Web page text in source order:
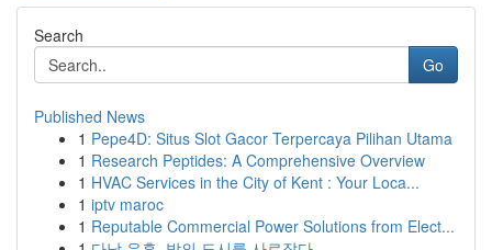
Search
Go
Published News
1 Pepe4D: Situs Slot Gacor Terpercaya Pilihan Utama
1 Research Peptides: A Comprehensive Overview
1 HVAC Services in the City of Kent : Your Loca...
1 iptv maroc
1 Reputable Commercial Power Solutions from Elect...